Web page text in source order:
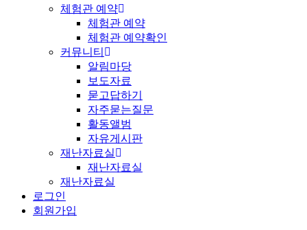
체험관 예약
체험관 예약
체험관 예약확인
커뮤니티
알림마당
보도자료
묻고답하기
자주묻는질문
활동앨범
자유게시판
재난자료실
재난자료실
재난자료실
로그인
회원가입